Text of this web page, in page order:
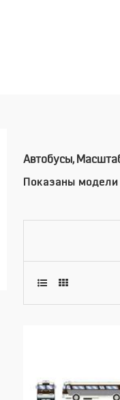
Автобусы,
Показаны модели